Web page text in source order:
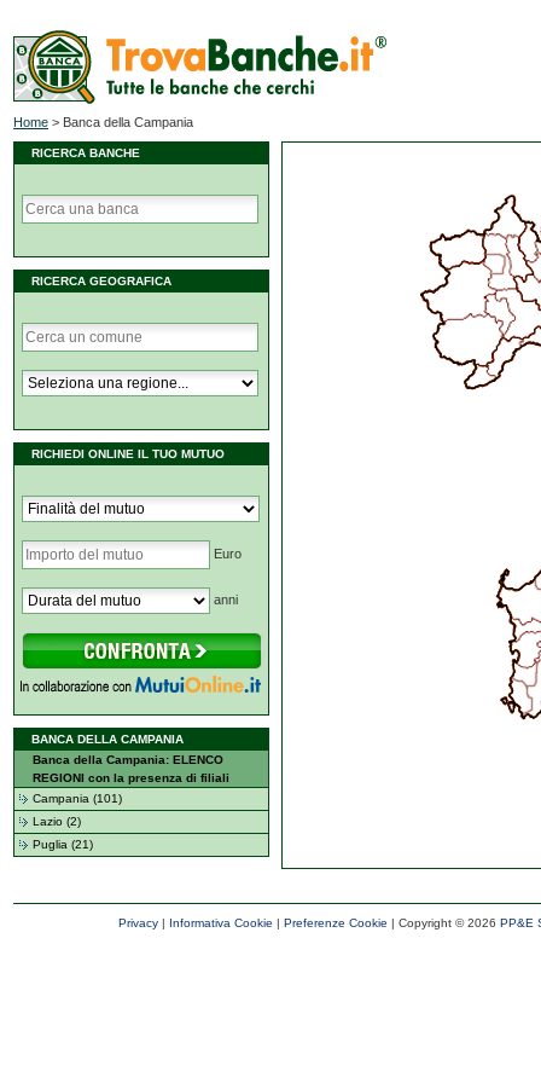
Home > Banca della Campania
RICERCA BANCHE
RICERCA GEOGRAFICA
RICHIEDI ONLINE IL TUO MUTUO
Euro
anni
BANCA DELLA CAMPANIA
Banca della Campania: ELENCO
REGIONI con la presenza di filiali
Campania (101)
Lazio (2)
Puglia (21)
Privacy| Informativa Cookie | Preferenze Cookie | Copyright ©2026 PP&E